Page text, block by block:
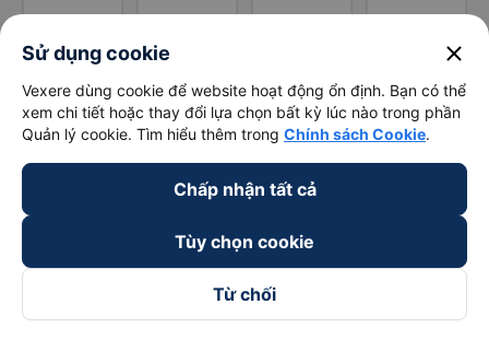
Sử dụng cookie close
Vexere dùng cookie để website hoạt động ổn định. Bạn có thể
xem chi tiết hoặc thay đổi lựa chọn bất kỳ lúc nào trong phần
Quản lý cookie. Tìm hiểu thêm trong Chính sách Cookie.
Chấp nhận tất cả
Tùy chọn cookie
Từ chối